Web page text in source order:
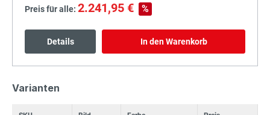
Preis für alle: 2.241,95 € %
Details In den Warenkorb
Varianten